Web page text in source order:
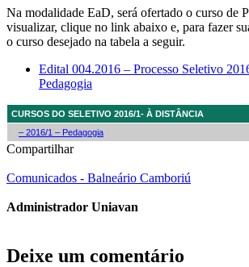
Na modalidade EaD, será ofertado o curso de
visualizar, clique no link abaixo e, para fazer
o curso desejado na tabela a seguir.
Edital 004.2016 – Processo Seletivo
Pedagogia
CURSOS DO SELETIVO 2016/1- À DISTÂNCIA
– 2016/1 – Pedagogia
Compartilhar
Comunicados - Balneário Camboriú
Administrador Uniavan
Deixe um comentário